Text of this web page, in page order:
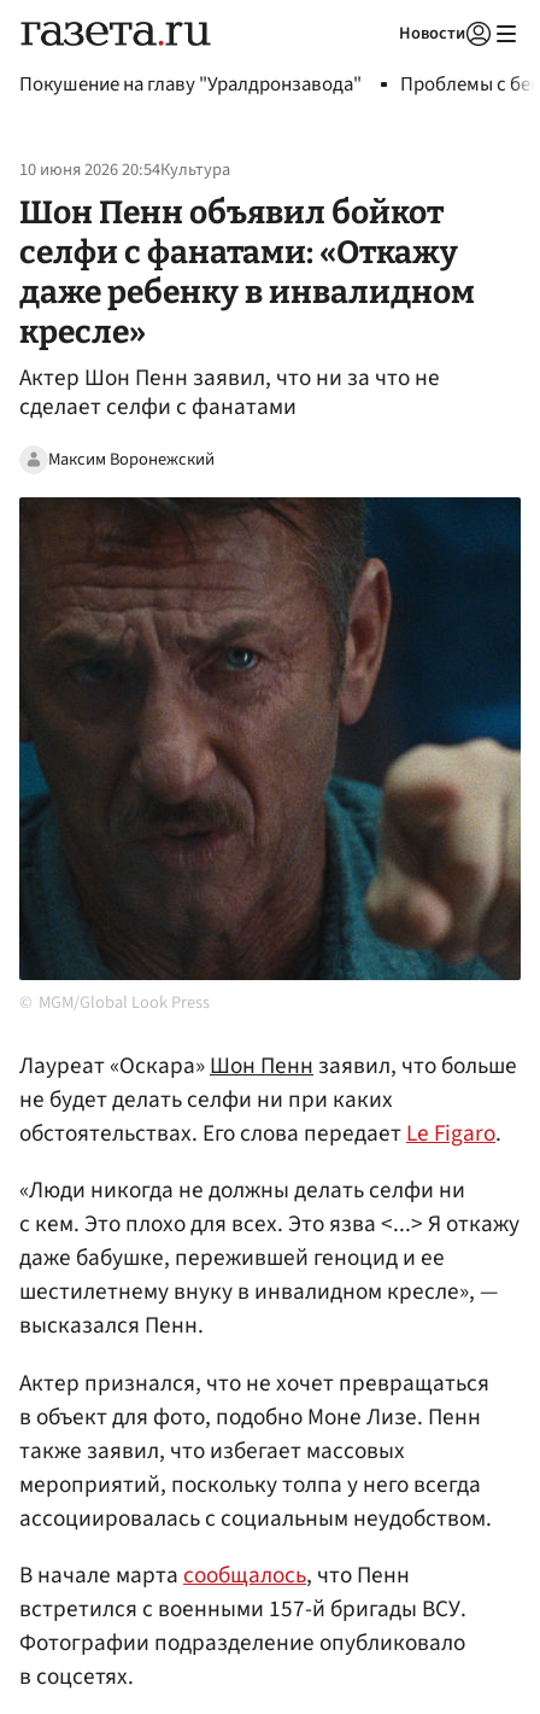
Новости
Покушение на главу "Уралдронзавода" Проблемы с
10 июня 2026 20:54Культура
Шон Пенн объявил бойкот
селфи c фанатами: «Откажу
даже ребенку в инвалидном
кресле»
Актер Шон Пенн заявил, что ни за что не
сделает селфи с фанатами
Максим Воронежский
MGM/Global Look Press
Лауреат «Оскара»Шон Пеннзаявил, что больше
не будет делать селфи ни при каких
обстоятельствах. Его слова передаетLe Figaro.
«Люди никогда не должны делать селфи ни
с кем. Это плохо для всех. Это язва <...> Я откажу
даже бабушке, пережившей геноцид и ее
шестилетнему внуку в инвалидном кресле», —
высказался Пенн.
Актер признался, что не хочет превращаться
в объект для фото, подобно Моне Лизе. Пенн
также заявил, что избегает массовых
мероприятий, поскольку толпа у него всегда
ассоциировалась с социальным неудобством.
В начале мартасообщалось, что Пенн
встретился с военными 157-й бригады ВСУ.
Фотографии подразделение опубликовало
в соцсетях.